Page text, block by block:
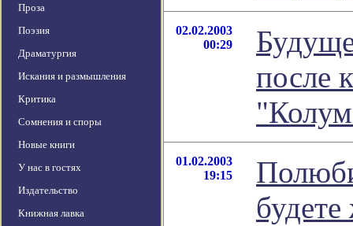
Проза
Поэзия
Драматургия
Искания и размышления
Критика
Сомнения и споры
Новые книги
У нас в гостях
Издательство
Книжная лавка
02.02.2003
00:29
после
01.02.2003
19:15